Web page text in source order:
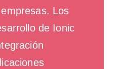
Los
de Ionic